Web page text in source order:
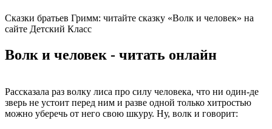
Сказки братьев Гримм: читайте сказку «Волк и человек» на
сайте Детский Класс
Волк и человек - читать онлайн
Рассказала раз волку лиса про силу человека, что ни один-де
зверь не устоит перед ним и разве одной только хитростью
можно уберечь от него свою шкуру. Ну, волк и говорит: